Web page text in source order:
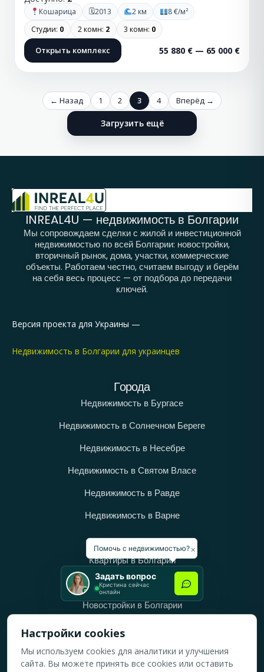
Кошарица 🗓2013 2 км
8 €/м²
Студии: 0 2 комн: 2 3 комн: 0
Открыть комплекс 55 880 € — 65 000 €
← Назад 1 2 3 4 Вперёд →
Загрузить ещё
INREAL4U — недвижимость в Болгарии
Мы сопровождаем сделки с жилой и инвестиционной
недвижимостью по всей Болгарии: новостройки,
вторичный рынок, дома, участки, коммерческие
объекты. Работаем честно, считаем выгоду и берём
на себя весь процесс — от подбора до передачи
ключей.
Версия проекта для Украины —
Недвижимость в Болгарии для украинцев
Города
Недвижимость в Бургасе
Недвижимость в Солнечном Береге
Недвижимость в Несебре
Недвижимость в Святом Власе
Недвижимость в Равде
Недвижимость в Варне
Категории
Квартиры в Болгарии
Дома в Болгарии
Новостройки в Болгарии
Вторичное жильё в Болгарии
Рабочее время
×
Помочь с недвижимостью?
Задать вопрос
Кристина сейчас
онлайн
Настройки cookies
Мы используем cookies для аналитики и улучшения
сайта. Вы можете принять все cookies или оставить